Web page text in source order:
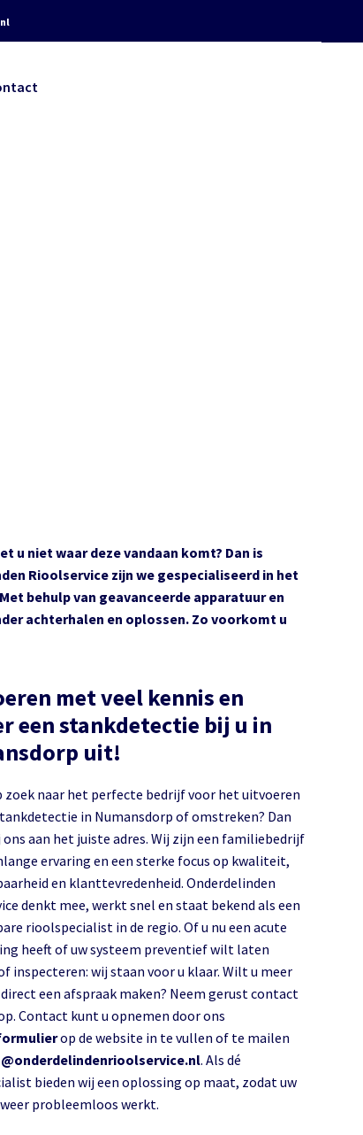
u niet waar deze vandaan komt? Dan is
Rioolservice zijn we gespecialiseerd in het
behulp van geavanceerde apparatuur en
achterhalen en oplossen. Zo voorkomt u
met veel kennis en
een stankdetectie bij u in
Numansdorp uit!
zoek naar het perfecte bedrijf voor het uitvoeren
in Numansdorp of omstreken? Dan
aan het juiste adres. Wij zijn een familiebedrijf
ervaring en een sterke focus op kwaliteit,
en klanttevredenheid. Onderdelinden
denkt mee, werkt snel en staat bekend als een
rioolspecialist in de regio. Of u nu een acute
heeft of uw systeem preventief wilt laten
inspecteren: wij staan voor u klaar. Wilt u meer
een afspraak maken? Neem gerust contact
Contact kunt u opnemen door ons
op de website in te vullen of te mailen
. Als dé
bieden wij een oplossing op maat, zodat uw